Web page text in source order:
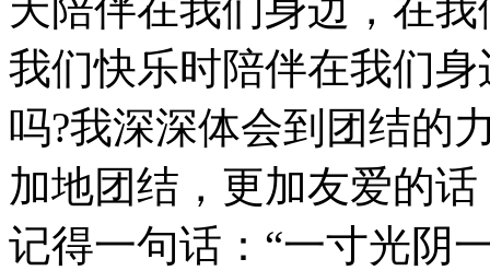
天陪伴在我们身边，在
我们快乐时陪伴在我们
吗?我深深体会到团结的
加地团结，更加友爱的
记得一句话：“一寸光阴